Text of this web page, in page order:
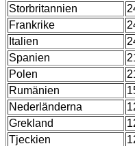
Storbritannien
Frankrike
Italien
Spanien
Polen
Rumänien
Nederländerna
Grekland
Tjeckien